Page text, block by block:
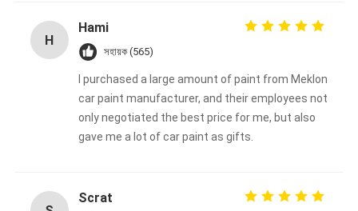
H
Hami
সহায়ক (565)
I purchased a large amount of paint from Meklon
car paint manufacturer, and their employees not
only negotiated the best price for me, but also
gave me a lot of car paint as gifts.
Scrat